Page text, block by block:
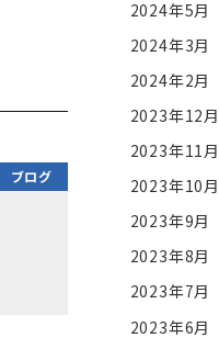
ブログ
2024年5月
2024年3月
2024年2月
2023年12月
2023年11月
2023年10月
2023年9月
2023年8月
2023年7月
2023年6月